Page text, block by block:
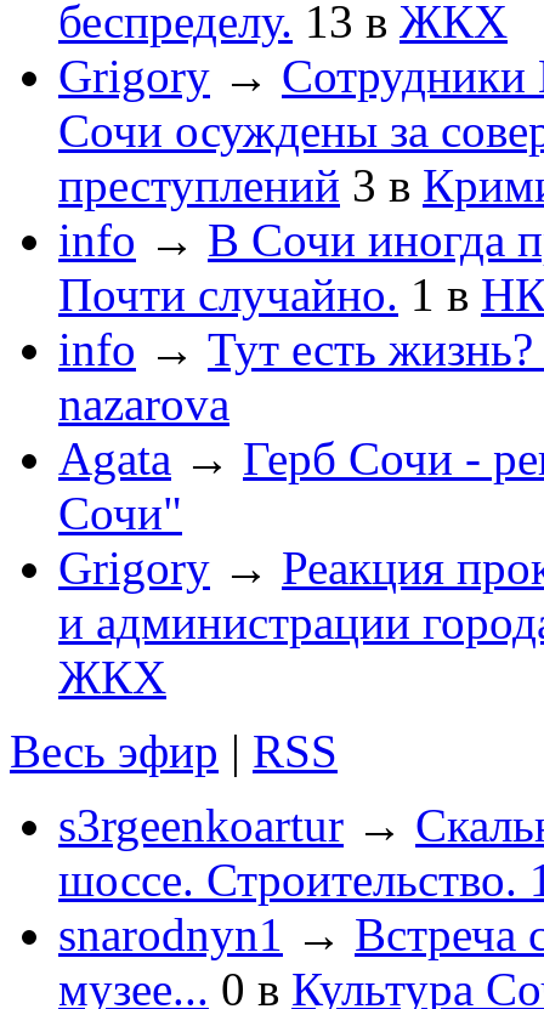
беспределу. 13 в ЖКХ
Grigory →
Сочи осуждены за
преступлений 3 в
info → В Сочи иногда
Почти случайно. 1 в
info → Тут есть
nazarova
Agata → Герб Сочи -
Сочи"
Grigory → Реакция
и администрации
ЖКХ
Весь эфир | RSS
s3rgeenkoartur →
шоссе. Строительство.
snarodnyn1 → Встреча
музее... 0 в Культура